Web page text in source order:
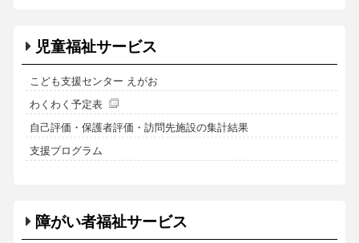
児童福祉サービス
こども支援センター えがお
わくわく予定表
自己評価・保護者評価・訪問先施設の集計結果
支援プログラム
障がい者福祉サービス